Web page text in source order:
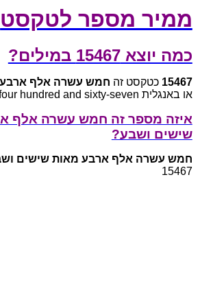
ממיר מספר לטקסט
כמה יוצא 15467 במילים?
15467 כטקסט זה חמש עשרה אלף ארבע
או באנגלית fifteen thousand four hundred and sixty-seven
איזה מספר זה חמש עשרה אלף
שישים ושבע?
חמש עשרה אלף ארבע מאות שישים
15467